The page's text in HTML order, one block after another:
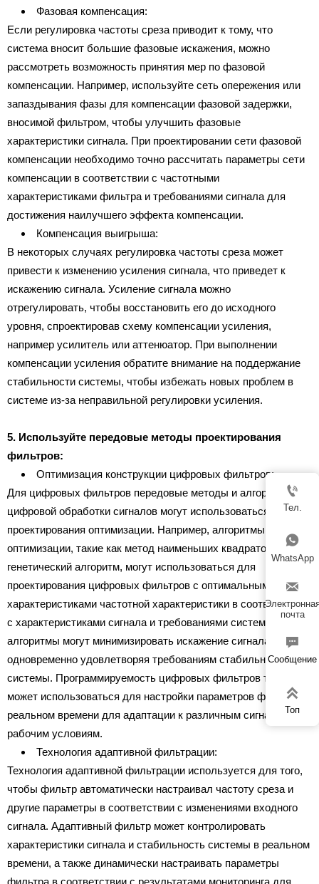
Фазовая компенсация:
Если регулировка частоты среза приводит к тому, что
система вносит большие фазовые искажения, можно
рассмотреть возможность принятия мер по фазовой
компенсации. Например, используйте сеть опережения или
запаздывания фазы для компенсации фазовой задержки,
вносимой фильтром, чтобы улучшить фазовые
характеристики сигнала. При проектировании сети фазовой
компенсации необходимо точно рассчитать параметры сети
компенсации в соответствии с частотными
характеристиками фильтра и требованиями сигнала для
достижения наилучшего эффекта компенсации.
Компенсация выигрыша:
В некоторых случаях регулировка частоты среза может
привести к изменению усиления сигнала, что приведет к
искажению сигнала. Усиление сигнала можно
отрегулировать, чтобы восстановить его до исходного
уровня, спроектировав схему компенсации усиления,
например усилитель или аттенюатор. При выполнении
компенсации усиления обратите внимание на поддержание
стабильности системы, чтобы избежать новых проблем в
системе из-за неправильной регулировки усиления.
5. Используйте передовые методы проектирования
фильтров:
Оптимизация конструкции цифровых фильтров:
Для цифровых фильтров передовые методы и алгоритмы
цифровой обработки сигналов могут использоваться для
проектирования оптимизации. Например, алгоритмы
оптимизации, такие как метод наименьших квадратов и
генетический алгоритм, могут использоваться для
проектирования цифровых фильтров с оптимальными
характеристиками частотной характеристики в соответствии
с характеристиками сигнала и требованиями системы. Эти
алгоритмы могут минимизировать искажение сигнала,
одновременно удовлетворяя требованиям стабильности
системы. Программируемость цифровых фильтров также
может использоваться для настройки параметров фильтра в
реальном времени для адаптации к различным сигналам и
рабочим условиям.
Технология адаптивной фильтрации:
Технология адаптивной фильтрации используется для того,
чтобы фильтр автоматически настраивал частоту среза и
другие параметры в соответствии с изменениями входного
сигнала. Адаптивный фильтр может контролировать
характеристики сигнала и стабильность системы в реальном
времени, а также динамически настраивать параметры

Тел.

WhatsApp

почта

Сообщение

Топ